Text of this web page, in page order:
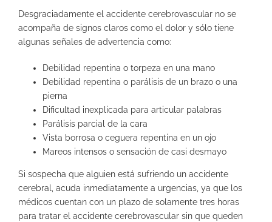
Desgraciadamente el accidente cerebrovascular no se
acompaña de signos claros como el dolor y sólo tiene
algunas señales de advertencia como:
Debilidad repentina o torpeza en una mano
Debilidad repentina o parálisis de un brazo o una
pierna
Dificultad inexplicada para articular palabras
Parálisis parcial de la cara
Vista borrosa o ceguera repentina en un ojo
Mareos intensos o sensación de casi desmayo
Si sospecha que alguien está sufriendo un accidente
cerebral, acuda inmediatamente a urgencias, ya que los
médicos cuentan con un plazo de solamente tres horas
para tratar el accidente cerebrovascular sin que queden